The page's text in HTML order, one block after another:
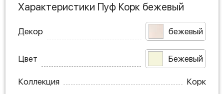
Характеристики Пуф Корк бежевый
Декор бежевый
Цвет Бежевый
Коллекция
Корк